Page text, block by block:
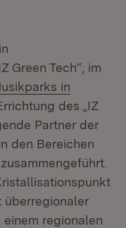
Green Tech“, im
in
des „IZ
Partner der
den Bereichen
überregionaler
regionalen